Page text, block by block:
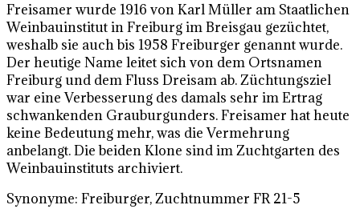
Freisamer wurde 1916 von Karl Müller am Staatlichen
Weinbauinstitut in Freiburg im Breisgau gezüchtet,
weshalb sie auch bis 1958 Freiburger genannt wurde.
Der heutige Name leitet sich von dem Ortsnamen
Freiburg und dem Fluss Dreisam ab. Züchtungsziel
war eine Verbesserung des damals sehr im Ertrag
schwankenden Grauburgunders. Freisamer hat heute
keine Bedeutung mehr, was die Vermehrung
anbelangt. Die beiden Klone sind im Zuchtgarten des
Weinbauinstituts archiviert.
Synonyme: Freiburger, Zuchtnummer FR 21-5